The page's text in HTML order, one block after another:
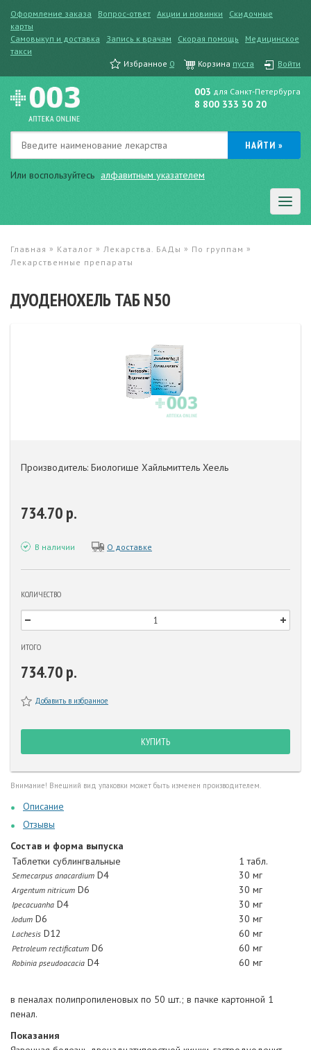
Оформление заказа Вопрос-ответ Акции и новинки
Скидочные
карты
Самовыкуп и доставка
Запись к врачам Скорая помощь
Медицинское
такси
Избранное 0 Корзина пуста Войти
Или воспользуйтесь алфавитным указателем
003 для Санкт-Петербурга
8 800 333 30 20
Главная » Каталог » Лекарства. БАДы » По группам »
Лекарственные препараты
ДУОДЕНОХЕЛЬ ТАБ N50
Производитель: Биологише Хайльмиттель Хеель
734.70 р.
В наличии О доставке
КОЛИЧЕСТВО
ИТОГО
734.70 р.
Добавить в избранное
КУПИТЬ
Внимание! Внешний вид упаковки может быть изменен производителем.
Описание
Отзывы
Состав и форма выпуска
Таблетки сублингвальные
1 табл.
Semecarpus anacardium D4 30 мг
Argentum nitricum D6 30 мг
Ipecacuanha D4 30 мг
Jodum D6 30 мг
Lachesis D12 60 мг
Petroleum rectificatum D6 60 мг
Robinia pseudoacacia D4 60 мг
в пеналах полипропиленовых по 50 шт.; в пачке картонной 1
пенал.
Показания